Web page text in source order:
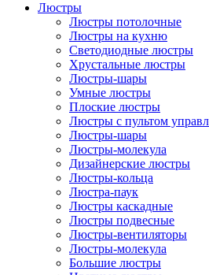
Люстры
Люстры потолочные
Люстры на кухню
Светодиодные люстры
Хрустальные люстры
Люстры-шары
Умные люстры
Плоские люстры
Люстры с пультом
Люстры-шары
Люстры-молекула
Дизайнерские люстры
Люстры-кольца
Люстра-паук
Люстры каскадные
Люстры подвесные
Люстры-вентиляторы
Люстры-молекула
Большие люстры